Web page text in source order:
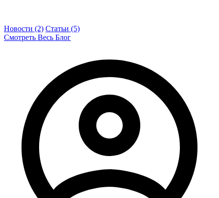
Новости (2) Статьи (5)
Смотреть Весь Блог